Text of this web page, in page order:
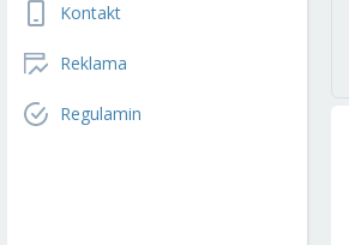
Kontakt
Reklama
Regulamin